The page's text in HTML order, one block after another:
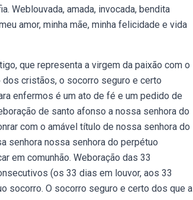
Weblouvada, amada, invocada, bendita
amor, minha mãe, minha felicidade e vida
que representa a virgem da paixão com o
cristãos, o socorro seguro e certo
enfermos é um ato de fé e um pedido de
de santo afonso a nossa senhora do
com o amável título de nossa senhora do
senhora nossa senhora do perpétuo
em comunhão. Weboração das 33
(os 33 dias em louvor, aos 33
socorro. O socorro seguro e certo dos que a